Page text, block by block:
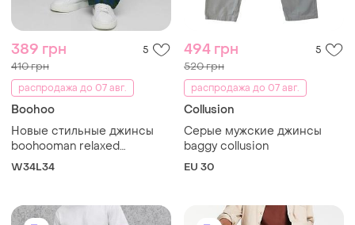
389 грн 5
410 грн
распродажа до 07 авг.
Boohoo
Новые стильные джинсы
boohooman relaxed
carpenter flocked denim
W34L34
494 грн 5
520 грн
распродажа до 07 авг.
Collusion
Серые мужские джинсы
baggy collusion
EU 30